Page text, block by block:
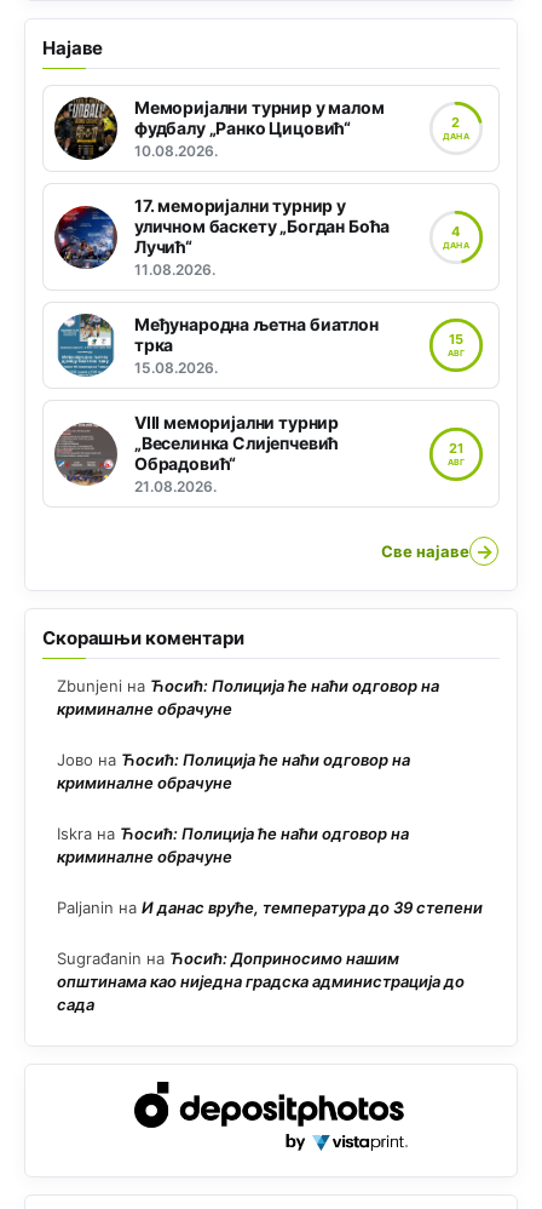
Најаве
Меморијални турнир у малом
фудбалу „Ранко Цицовић“
10.08.2026.
2
ДАНА
17. меморијални турнир у
уличном баскету „Богдан Боћа
Лучић“
11.08.2026.
4
ДАНА
Међународна љетна биатлон
трка
15.08.2026.
15
АВГ
VIII меморијални турнир
„Веселинка Слијепчевић
Обрадовић“
21.08.2026.
21
АВГ
Све најаве →
Скорашњи коментари
Zbunjeni на Ћосић: Полиција ће наћи одговор на
криминалне обрачуне
Јово на Ћосић: Полиција ће наћи одговор на
криминалне обрачуне
Iskra на Ћосић: Полиција ће наћи одговор на
криминалне обрачуне
Paljanin на И данас вруће, температура до 39 степени
Sugrađanin на Ћосић: Доприносимо нашим
општинама као ниједна градска администрација до
сада